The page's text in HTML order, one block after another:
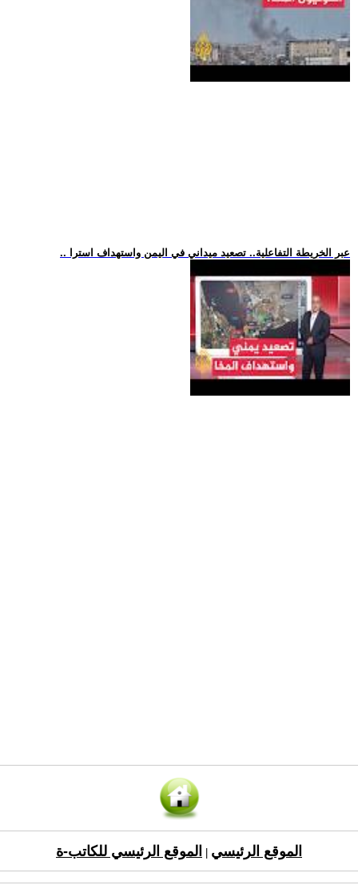
.. عبر الخريطة التفاعلية.. تصعيد ميداني في اليمن واستهداف استرا
الموقع الرئيسي الموقع الرئيسي للكاتب-ة